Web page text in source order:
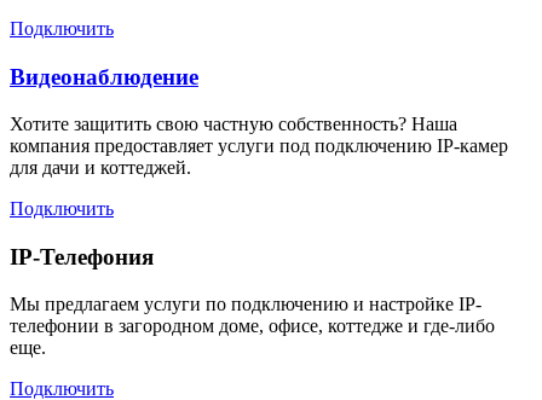
Подключить
Видеонаблюдение
Хотите защитить свою частную собственность? Наша
компания предоставляет услуги под подключению IP-камер
для дачи и коттеджей.
Подключить
IP-Телефония
Мы предлагаем услуги по подключению и настройке IP-
телефонии в загородном доме, офисе, коттедже и где-либо
еще.
Подключить